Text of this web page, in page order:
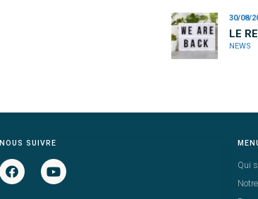
NEWS
LE
30/08/
NOUS SUIVRE
Qui